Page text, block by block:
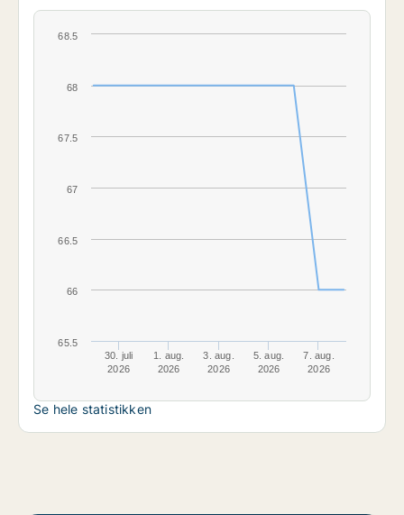
30. juli
2026
1. aug.
2026
3. aug.
2026
5. aug.
2026
7. aug.
2026
65.5
66
66.5
67
67.5
68
68.5
Se hele statistikken